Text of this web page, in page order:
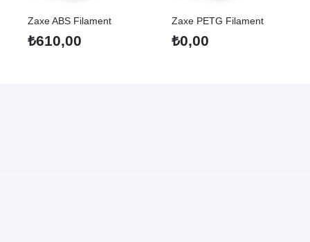
Zaxe ABS Filament
₺610,00
Zaxe PETG Filament
₺0,00